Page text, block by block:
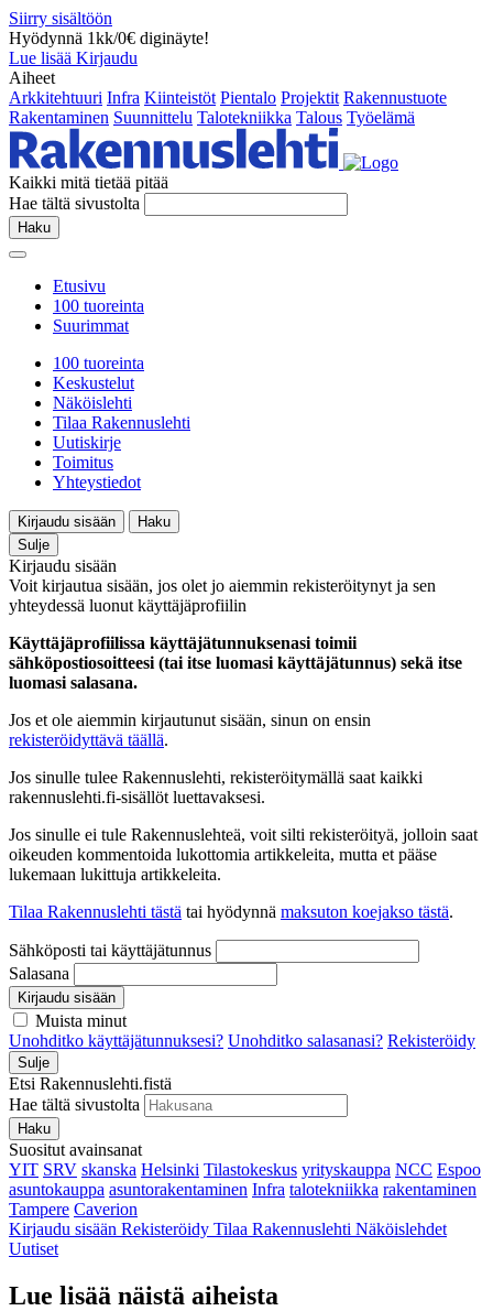
Siirry sisältöön
Hyödynnä 1kk/0€ diginäyte!
Lue lisää Kirjaudu
Aiheet
Arkkitehtuuri Infra Kiinteistöt Pientalo Projektit Rakennustuote
Rakentaminen Suunnittelu Talotekniikka Talous Työelämä
Kaikki mitä tietää pitää
Hae tältä sivustolta
Haku
Etusivu
100 tuoreinta
Suurimmat
100 tuoreinta
Keskustelut
Näköislehti
Tilaa Rakennuslehti
Uutiskirje
Toimitus
Yhteystiedot
Kirjaudu sisään
Haku
Sulje
Kirjaudu sisään
Voit kirjautua sisään, jos olet jo aiemmin rekisteröitynyt ja sen
yhteydessä luonut käyttäjäprofiilin
Käyttäjäprofiilissa käyttäjätunnuksenasi toimii
sähköpostiosoitteesi (tai itse luomasi käyttäjätunnus) sekä itse
luomasi salasana.
Jos et ole aiemmin kirjautunut sisään, sinun on ensin
rekisteröidyttävä täällä.
Jos sinulle tulee Rakennuslehti, rekisteröitymällä saat kaikki
rakennuslehti.fi-sisällöt luettavaksesi.
Jos sinulle ei tule Rakennuslehteä, voit silti rekisteröityä, jolloin saat
oikeuden kommentoida lukottomia artikkeleita, mutta et pääse
lukemaan lukittuja artikkeleita.
Tilaa Rakennuslehti tästä tai hyödynnä maksuton koejakso tästä.
Sähköposti tai käyttäjätunnus
Salasana
Kirjaudu sisään
Muista minut
Unohditko käyttäjätunnuksesi? Unohditko salasanasi? Rekisteröidy
Sulje
Etsi Rakennuslehti.fistä
Hae tältä sivustolta
Haku
Suositut avainsanat
YIT SRV skanska Helsinki Tilastokeskus yrityskauppa NCC Espoo
asuntokauppa asuntorakentaminen Infra talotekniikka rakentaminen
Tampere Caverion
Kirjaudu sisään Rekisteröidy Tilaa Rakennuslehti Näköislehdet
Uutiset
Lue lisää näistä aiheista